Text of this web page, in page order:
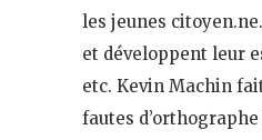
les jeunes
et développent leur
etc. Kevin Machin
fautes d’orthographe